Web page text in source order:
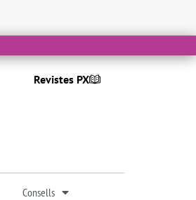
Revistes PX
Consells